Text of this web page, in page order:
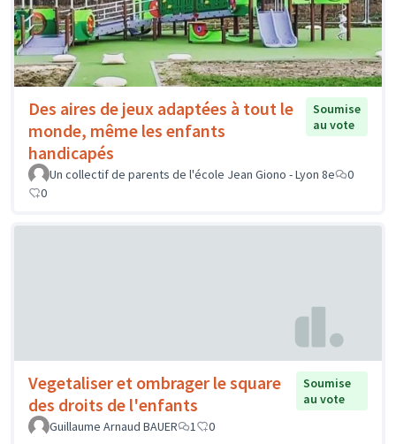
Des aires de jeux adaptées à tout le
monde, même les enfants
handicapés
Soumise
au vote
Un collectif de parents de l'école Jean Giono - Lyon 8e
0
0
Vegetaliser et ombrager le square
des droits de l'enfants
Soumise
au vote
Guillaume Arnaud BAUER
1 0